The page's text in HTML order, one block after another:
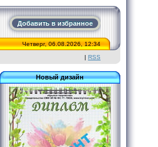
Добавить в избранное
Четверг, 06.08.2026, 12:34
| RSS
Новый дизайн